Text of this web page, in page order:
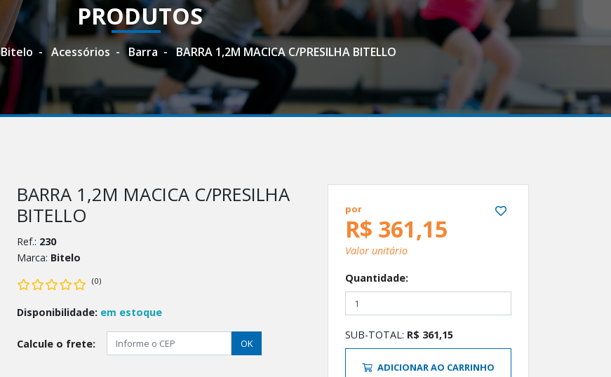
PRODUTOS
Bitelo Acessórios Barra BARRA 1,2M MACICA C/PRESILHA BITELLO
BARRA 1,2M MACICA C/PRESILHA
BITELLO
Ref.: 230
Marca: Bitelo
(0)
Disponibilidade: em estoque
Calcule o frete: OK
por
R$ 361,15
Valor unitário
Quantidade:
SUB-TOTAL: R$ 361,15
ADICIONAR AO CARRINHO